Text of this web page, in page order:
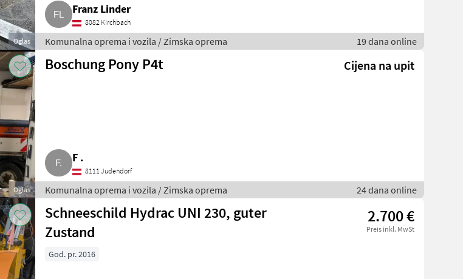
Oglas
Franz Linder
8082 Kirchbach
Komunalna oprema i vozila / Zimska oprema 19 dana online
Oglas
Boschung Pony P4t Cijena na upit
F .
8111 Judendorf
Komunalna oprema i vozila / Zimska oprema 24 dana online
Schneeschild Hydrac UNI 230, guter
Zustand
2.700 €
Preis inkl. MwSt
God. pr. 2016